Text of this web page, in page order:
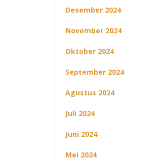
Desember 2024
November 2024
Oktober 2024
September 2024
Agustus 2024
Juli 2024
Juni 2024
Mei 2024